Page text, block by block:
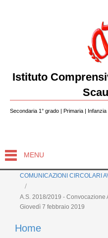
Istituto
Secondaria 1° grado | Primaria | Infanzia
MENU
COMUNICAZIONI CIRCOLARI
A.S. 2018/2019 -
Giovedì 7 febbraio 2019
Home